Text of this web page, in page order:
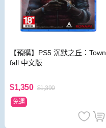
【預購】PS5 沉默之丘：Town
fall 中文版
$1,350 $1,390
免運